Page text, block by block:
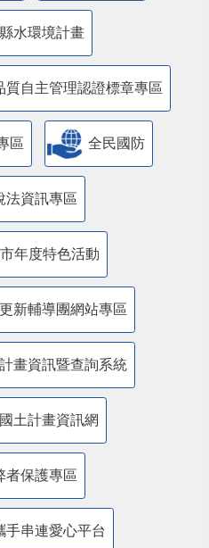
水環境計畫
質自主管理認證標章專區
區 全民國防
法資訊專區
年度特色活動
新輔導團網站專區
畫資訊暨查詢系統
土計畫資訊網
者保護專區
手串連愛心平台